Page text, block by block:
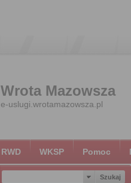
Wrota Mazowsza
e-uslugi.wrotamazowsza.pl
RWD WKSP Pomoc